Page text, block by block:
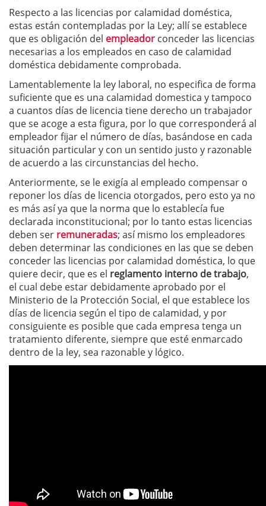
Respecto a las licencias por calamidad doméstica,
estas están contempladas por la Ley; allí se establece
que es obligación del empleador conceder las licencias
necesarias a los empleados en caso de calamidad
doméstica debidamente comprobada.
Lamentablemente la ley laboral, no especifica de forma
suficiente que es una calamidad domestica y tampoco
a cuantos días de licencia tiene derecho un trabajador
que se acoge a esta figura, por lo que corresponderá al
empleador fijar el número de días, basándose en cada
situación particular y con un sentido justo y razonable
de acuerdo a las circunstancias del hecho.
Anteriormente, se le exigía al empleado compensar o
reponer los días de licencia otorgados, pero esto ya no
es más así ya que la norma que lo establecía fue
declarada inconstitucional; por lo tanto estas licencias
deben ser remuneradas; así mismo los empleadores
deben determinar las condiciones en las que se deben
conceder las licencias por calamidad doméstica, lo que
quiere decir, que es el reglamento interno de trabajo,
el cual debe estar debidamente aprobado por el
Ministerio de la Protección Social, el que establece los
días de licencia según el tipo de calamidad, y por
consiguiente es posible que cada empresa tenga un
tratamiento diferente, siempre que esté enmarcado
dentro de la ley, sea razonable y lógico.